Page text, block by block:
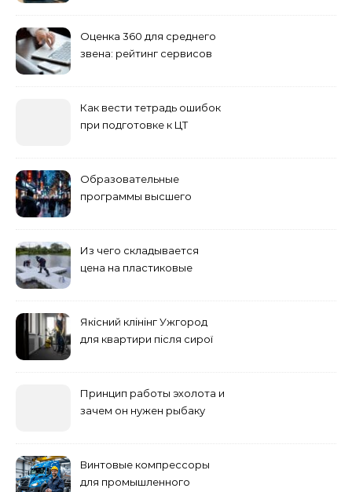
Оценка 360 для среднего
звена: рейтинг сервисов
Как вести тетрадь ошибок
при подготовке к ЦТ
Образовательные
программы высшего
Из чего складывается
цена на пластиковые
Якісний клінінг Ужгород
для квартири після сирої
Принцип работы эхолота и
зачем он нужен рыбаку
Винтовые компрессоры
для промышленного